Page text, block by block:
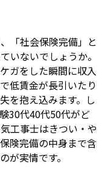
「社会保険完備」と
いないでしょうか。
ガをした瞬間に収入
低賃金が長引いたり
を抱え込みます。し
30代40代50代がど
工事士はきつい・や
険完備の中身まで含
が実情です。